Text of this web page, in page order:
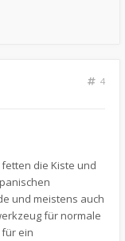
4
die Kiste und
und meistens auch
für normale
ein